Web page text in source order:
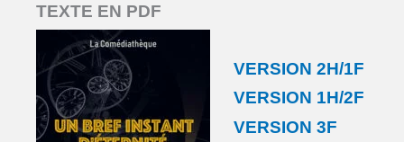
TEXTE EN PDF
VERSION 2H/1F
VERSION 1H/2F
VERSION 3F